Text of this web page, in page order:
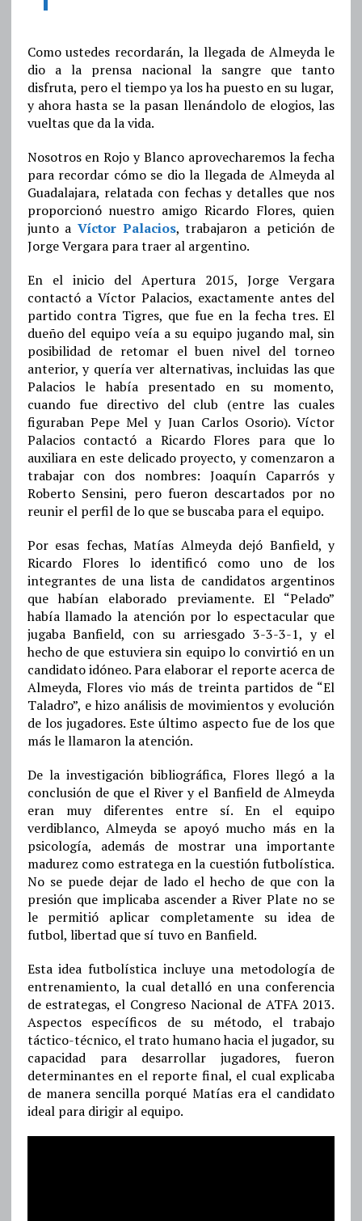
Como ustedes recordarán, la llegada de Almeyda le
dio a la prensa nacional la sangre que tanto
disfruta, pero el tiempo ya los ha puesto en su lugar,
y ahora hasta se la pasan llenándolo de elogios, las
vueltas que da la vida.
Nosotros en Rojo y Blanco aprovecharemos la fecha
para recordar cómo se dio la llegada de Almeyda al
Guadalajara, relatada con fechas y detalles que nos
proporcionó nuestro amigo Ricardo Flores, quien
junto a Víctor Palacios, trabajaron a petición de
Jorge Vergara para traer al argentino.
En el inicio del Apertura 2015, Jorge Vergara
contactó a Víctor Palacios, exactamente antes del
partido contra Tigres, que fue en la fecha tres. El
dueño del equipo veía a su equipo jugando mal, sin
posibilidad de retomar el buen nivel del torneo
anterior, y quería ver alternativas, incluidas las que
Palacios le había presentado en su momento,
cuando fue directivo del club (entre las cuales
figuraban Pepe Mel y Juan Carlos Osorio). Víctor
Palacios contactó a Ricardo Flores para que lo
auxiliara en este delicado proyecto, y comenzaron a
trabajar con dos nombres: Joaquín Caparrós y
Roberto Sensini, pero fueron descartados por no
reunir el perfil de lo que se buscaba para el equipo.
Por esas fechas, Matías Almeyda dejó Banfield, y
Ricardo Flores lo identificó como uno de los
integrantes de una lista de candidatos argentinos
que habían elaborado previamente. El “Pelado”
había llamado la atención por lo espectacular que
jugaba Banfield, con su arriesgado 3-3-3-1, y el
hecho de que estuviera sin equipo lo convirtió en un
candidato idóneo. Para elaborar el reporte acerca de
Almeyda, Flores vio más de treinta partidos de “El
Taladro”, e hizo análisis de movimientos y evolución
de los jugadores. Este último aspecto fue de los que
más le llamaron la atención.
De la investigación bibliográfica, Flores llegó a la
conclusión de que el River y el Banfield de Almeyda
eran muy diferentes entre sí. En el equipo
verdiblanco, Almeyda se apoyó mucho más en la
psicología, además de mostrar una importante
madurez como estratega en la cuestión futbolística.
No se puede dejar de lado el hecho de que con la
presión que implicaba ascender a River Plate no se
le permitió aplicar completamente su idea de
futbol, libertad que sí tuvo en Banfield.
Esta idea futbolística incluye una metodología de
entrenamiento, la cual detalló en una conferencia
de estrategas, el Congreso Nacional de ATFA 2013.
Aspectos específicos de su método, el trabajo
táctico-técnico, el trato humano hacia el jugador, su
capacidad para desarrollar jugadores, fueron
determinantes en el reporte final, el cual explicaba
de manera sencilla porqué Matías era el candidato
ideal para dirigir al equipo.